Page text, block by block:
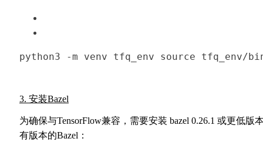
python3 -m venv tfq_env source tfq_env/
3. 安装Bazel
为确保与TensorFlow兼容，需要安装 bazel 0.26.1 或更低版
有版本的Bazel：